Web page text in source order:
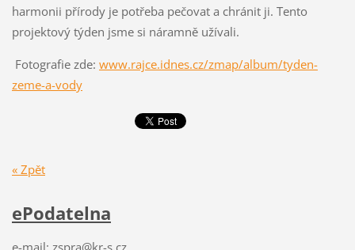
harmonii přírody je potřeba pečovat a chránit ji. Tento
projektový týden jsme si náramně užívali.
Fotografie zde: www.rajce.idnes.cz/zmap/album/tyden-
zeme-a-vody
« Zpět
ePodatelna